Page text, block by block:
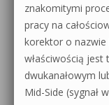
znakomitymi
pracy na
korektor o nazwie
właściwością
dwukanałowym
Mid-Side (sygnał